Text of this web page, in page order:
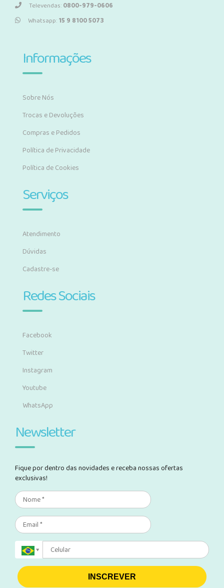
Televendas:0800-979-0606
Whatsapp:15 9 8100 5073
Informações
Sobre Nós
Trocas e Devoluções
Compras e Pedidos
Política de Privacidade
Política de Cookies
Serviços
Atendimento
Dúvidas
Cadastre-se
Redes Sociais
Facebook
Twitter
Instagram
Youtube
WhatsApp
Newsletter
Fique por dentro das novidades e receba nossas ofertas
exclusivas!
INSCREVER